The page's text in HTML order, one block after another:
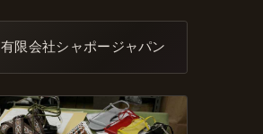
有限会社シャポージャパン